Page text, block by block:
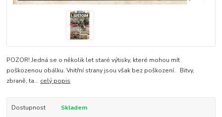
POZOR! Jedná se o několik let staré výtisky, které mohou mít
poškozenou obálku. Vnitřní strany jsou však bez poškození. Bitvy,
zbraně, ta... celý popis
Dostupnost
Skladem